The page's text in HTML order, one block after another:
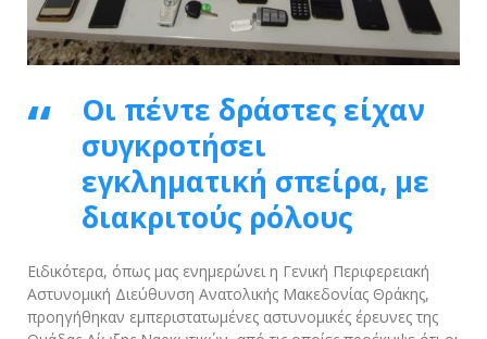
Οι πέντε δράστες είχαν
συγκροτήσει
εγκληματική σπείρα, με
διακριτούς ρόλους
Ειδικότερα, όπως μας ενημερώνει η Γενική Περιφερειακή
Αστυνομική Διεύθυνση Ανατολικής Μακεδονίας Θράκης,
προηγήθηκαν εμπεριστατωμένες αστυνομικές έρευνες της